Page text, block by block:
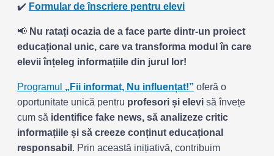
✔️ Formular de înscriere pentru elevi
📢 Nu ratați ocazia de a face parte dintr-un proiect
educațional unic, care va transforma modul în care
elevii înțeleg informațiile din jurul lor!
Programul „Fii informat, Nu influențat!” oferă o
oportunitate unică pentru profesori și elevi să învețe
cum să identifice fake news, să analizeze critic
informațiile și să creeze conținut educațional
responsabil . Prin această inițiativă, contribuim